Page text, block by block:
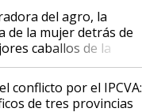
en Argentina
del agro, la
de la mujer detrás de
caballos de la
y los mitos que
hacen sufrir a estos
"Mientras me
conflicto por el IPCVA:
de tres provincias